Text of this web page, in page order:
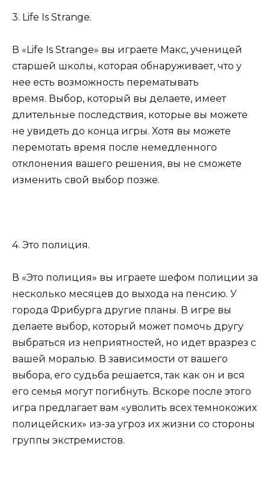
3. Life Is Strange.
В «Life Is Strange» вы играете Макс, ученицей
старшей школы, которая обнаруживает, что у
нее есть возможность перематывать
время. Выбор, который вы делаете, имеет
длительные последствия, которые вы можете
не увидеть до конца игры. Хотя вы можете
перемотать время после немедленного
отклонения вашего решения, вы не сможете
изменить свой выбор позже.
4. Это полиция.
В «Это полиция» вы играете шефом полиции за
несколько месяцев до выхода на пенсию. У
города Фрибурга другие планы. В игре вы
делаете выбор, который может помочь другу
выбраться из неприятностей, но идет вразрез с
вашей моралью. В зависимости от вашего
выбора, его судьба решается, так как он и вся
его семья могут погибнуть. Вскоре после этого
игра предлагает вам «уволить всех темнокожих
полицейских» из-за угроз их жизни со стороны
группы экстремистов.